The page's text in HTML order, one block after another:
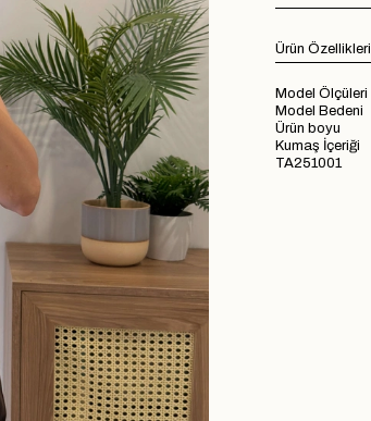
Ürün Özellikleri
Model
Model
Ürün
Kumaş
TA251001